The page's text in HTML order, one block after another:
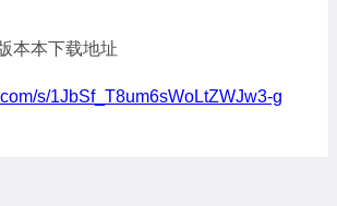
本本下载地址
s/1JbSf_T8um6sWoLtZWJw3-g